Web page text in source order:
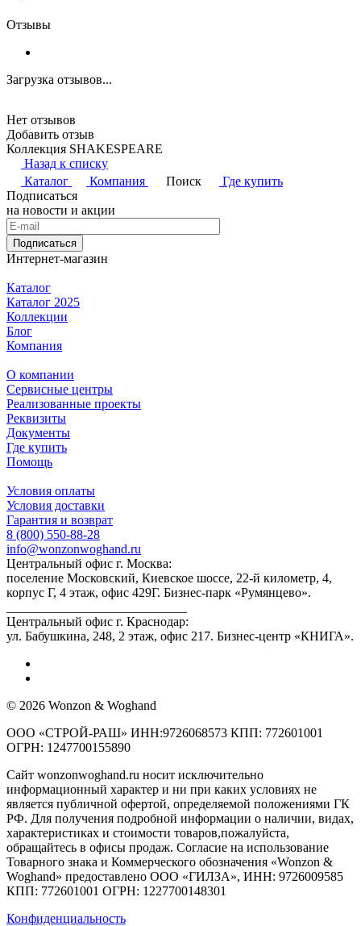
Отзывы
Загрузка отзывов...
Нет отзывов
Добавить отзыв
Коллекция SHAKESPEARE
Назад к списку
Каталог
Компания Поиск
Где купить
Подписаться
на новости и акции
Подписаться
Интернет-магазин
Каталог
Каталог 2025
Коллекции
Блог
Компания
О компании
Сервисные центры
Реализованные проекты
Реквизиты
Документы
Где купить
Помощь
Условия оплаты
Условия доставки
Гарантия и возврат
8 (800) 550-88-28
info@wonzonwoghand.ru
Центральный офис г. Москва:
поселение Московский, Киевское шоссе, 22-й километр, 4,
корпус Г, 4 этаж, офис 429Г. Бизнес-парк «Румянцево».
Центральный офис г. Краснодар:
ул. Бабушкина, 248, 2 этаж, офис 217. Бизнес-центр «КНИГА».
© 2026 Wonzon & Woghand
ООО «СТРОЙ-РАШ» ИНН:9726068573 КПП: 772601001
ОГРН: 1247700155890
Сайт wonzonwoghand.ru носит исключительно
информационный характер и ни при каких условиях не
является публичной офертой, определяемой положениями ГК
РФ. Для получения подробной информации о наличии, видах,
характеристиках и стоимости товаров,пожалуйста,
обращайтесь в офисы продаж. Согласие на использование
Товарного знака и Коммерческого обозначения «Wonzon &
Woghand» предоставлено OOO «ГИЛЗА», ИНН: 9726009585
КПП: 772601001 ОГРН: 1227700148301
Конфиденциальность